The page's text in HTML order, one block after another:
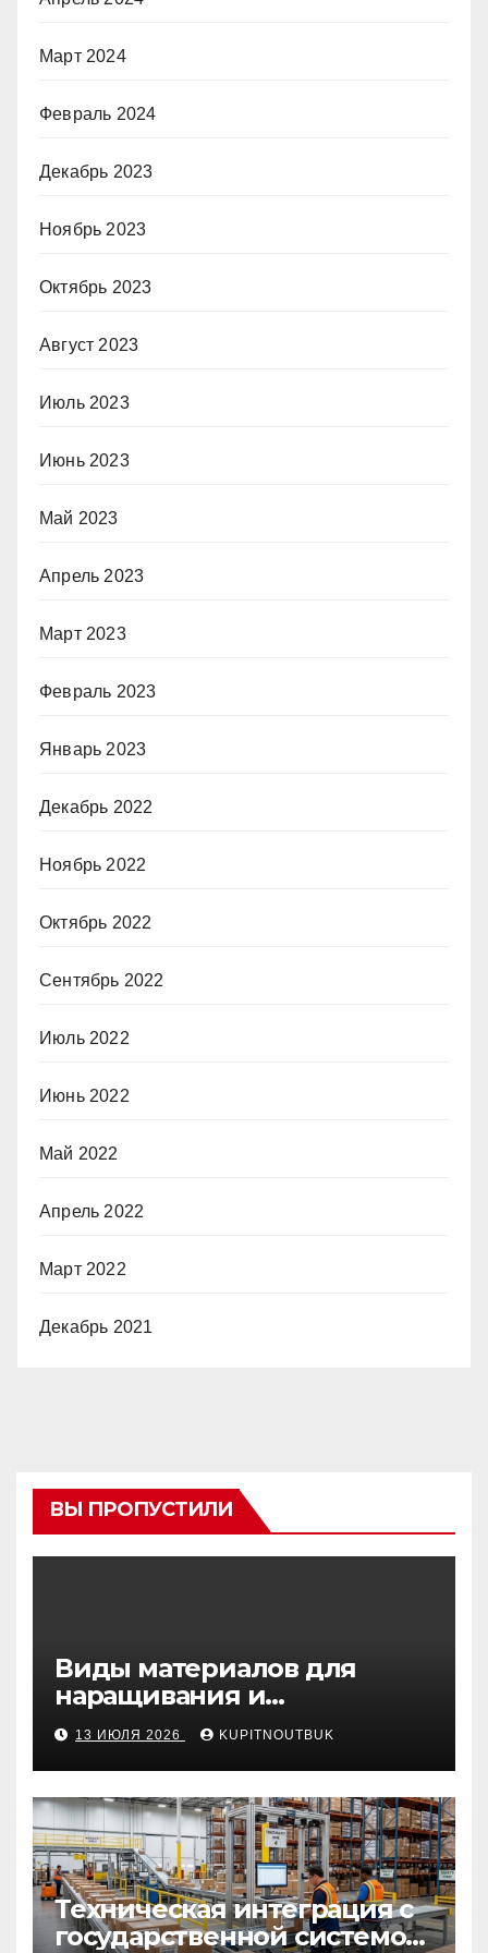
Март 2024
Февраль 2024
Декабрь 2023
Ноябрь 2023
Октябрь 2023
Август 2023
Июль 2023
Июнь 2023
Май 2023
Апрель 2023
Март 2023
Февраль 2023
Январь 2023
Декабрь 2022
Ноябрь 2022
Октябрь 2022
Сентябрь 2022
Июль 2022
Июнь 2022
Май 2022
Апрель 2022
Март 2022
Декабрь 2021
ВЫ ПРОПУСТИЛИ
Виды материалов для
наращивания и
моделирования ногтей
13 ИЮЛЯ 2026 KUPITNOUTBUK
Техническая интеграция с
государственной системой